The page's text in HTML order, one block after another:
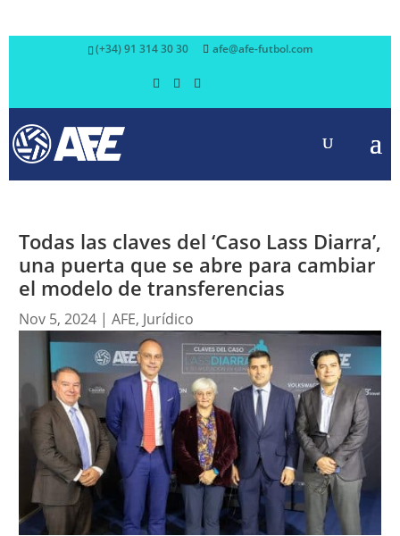
(+34) 91 314 30 30 afe@afe-futbol.com
Todas las claves del ‘Caso Lass Diarra’,
una puerta que se abre para cambiar
el modelo de transferencias
Nov 5, 2024| AFE, Jurídico